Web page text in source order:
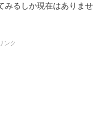
みるしか現在はありませ
ンク